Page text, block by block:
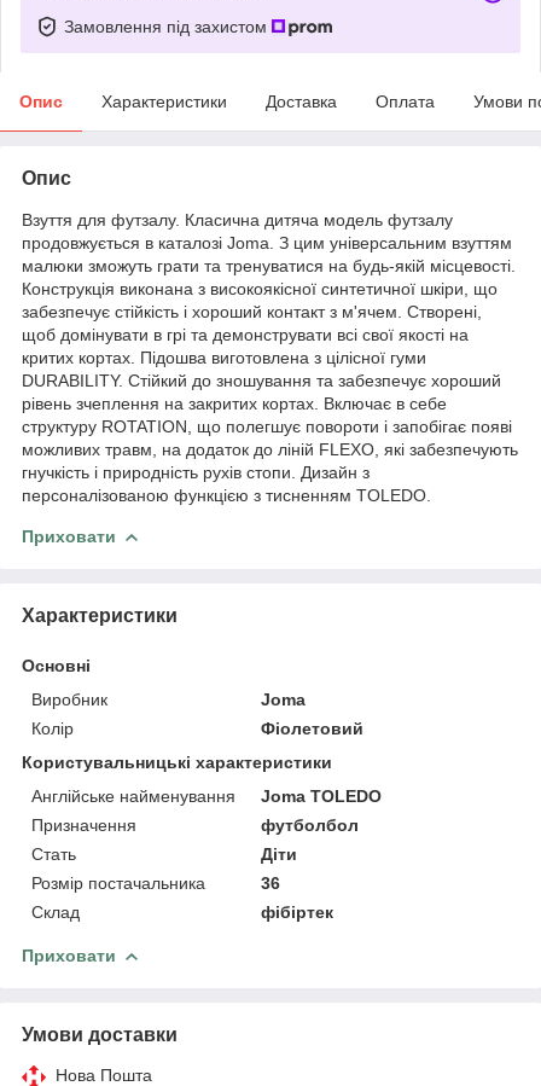
Замовлення під захистом
Опис Характеристики Доставка Оплата Умови
Опис
Взуття для футзалу. Класична дитяча модель футзалу
продовжується в каталозі Joma. З цим універсальним взуттям
малюки зможуть грати та тренуватися на будь-якій місцевості.
Конструкція виконана з високоякісної синтетичної шкіри, що
забезпечує стійкість і хороший контакт з м'ячем. Створені,
щоб домінувати в грі та демонструвати всі свої якості на
критих кортах. Підошва виготовлена з цілісної гуми
DURABILITY. Стійкий до зношування та забезпечує хороший
рівень зчеплення на закритих кортах. Включає в себе
структуру ROTATION, що полегшує повороти і запобігає появі
можливих травм, на додаток до ліній FLEXO, які забезпечують
гнучкість і природність рухів стопи. Дизайн з
персоналізованою функцією з тисненням TOLEDO.
Приховати
Характеристики
Основні
Виробник
Joma
Колір
Фіолетовий
Користувальницькі характеристики
Англійське найменування
Joma TOLEDO
Призначення
футболбол
Стать
Діти
Розмір постачальника
36
Склад
фібіртек
Приховати
Умови доставки
Нова Пошта